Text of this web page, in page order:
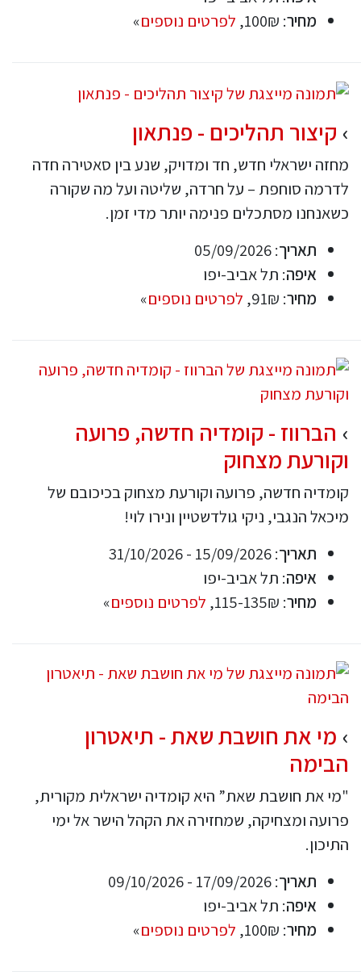
מחיר: 100₪, לפרטים נוספים»
קיצור תהליכים - פנתאון
מחזה ישראלי חדש, חד ומדויק, שנע בין סאטירה חדה
לדרמה סוחפת – על חרדה, שליטה ועל מה שקורה
כשאנחנו מסתכלים פנימה יותר מדי זמן.
תאריך: 05/09/2026
איפה: תל אביב-יפו
מחיר: 91₪, לפרטים נוספים»
הברווז - קומדיה חדשה, פרועה
וקורעת מצחוק
קומדיה חדשה, פרועה וקורעת מצחוק בכיכובם של
מיכאל הנגבי, ניקי גולדשטיין ונירו לוי!
תאריך: 15/09/2026 - 31/10/2026
איפה: תל אביב-יפו
מחיר: 115-135₪, לפרטים נוספים»
מי את חושבת שאת - תיאטרון
הבימה
"מי את חושבת שאת” היא קומדיה ישראלית מקורית,
פרועה ומצחיקה, שמחזירה את הקהל הישר אל ימי
התיכון.
תאריך: 17/09/2026 - 09/10/2026
איפה: תל אביב-יפו
מחיר: 100₪, לפרטים נוספים»